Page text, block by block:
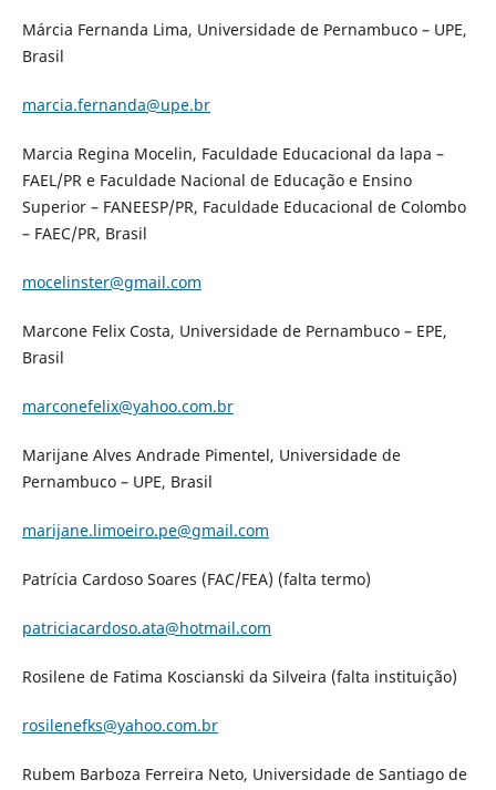
Márcia Fernanda Lima, Universidade de Pernambuco – UPE,
Brasil
marcia.fernanda@upe.br
Marcia Regina Mocelin, Faculdade Educacional da lapa –
FAEL/PR e Faculdade Nacional de Educação e Ensino
Superior – FANEESP/PR, Faculdade Educacional de Colombo
– FAEC/PR, Brasil
mocelinster@gmail.com
Marcone Felix Costa, Universidade de Pernambuco – EPE,
Brasil
marconefelix@yahoo.com.br
Marijane Alves Andrade Pimentel, Universidade de
Pernambuco – UPE, Brasil
marijane.limoeiro.pe@gmail.com
Patrícia Cardoso Soares (FAC/FEA) (falta termo)
patriciacardoso.ata@hotmail.com
Rosilene de Fatima Koscianski da Silveira (falta instituição)
rosilenefks@yahoo.com.br
Rubem Barboza Ferreira Neto, Universidade de Santiago de